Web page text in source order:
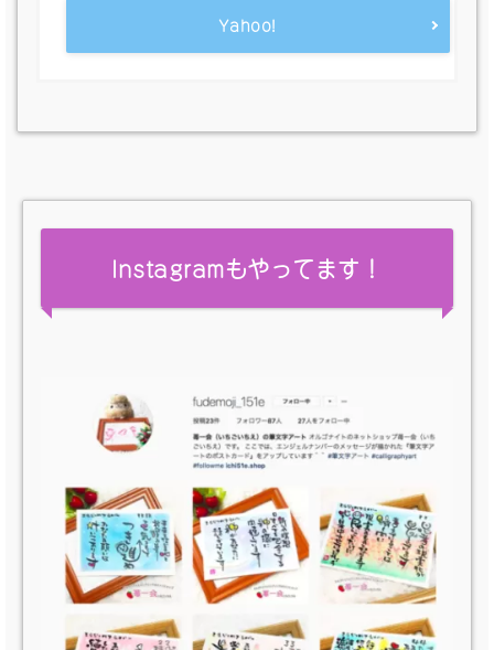
Yahoo!
Instagramもやってます！